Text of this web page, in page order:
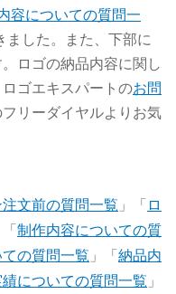
容についての質問一
ました。また、下部に
ロゴの納品内容に関し
ゴエキスパートのお問
リーダイヤルよりお気
文前の質問一覧 」「 ロ
「 制作内容についての質
の質問一覧 」「 納品内
についての質問一覧 」